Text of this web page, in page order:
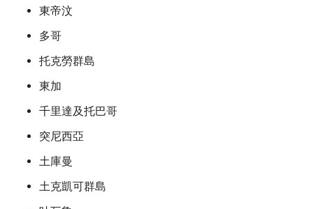
東帝汶
多哥
托克勞群島
東加
千里達及托巴哥
突尼西亞
土庫曼
土克凱可群島